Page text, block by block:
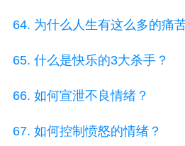
64. 为什么人生有这么多的痛
65. 什么是快乐的3大杀手？
66. 如何宣泄不良情绪？
67. 如何控制愤怒的情绪？